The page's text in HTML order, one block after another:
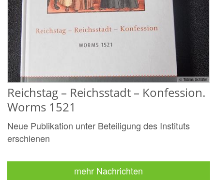
© Tobias Schäfer
Reichstag – Reichsstadt – Konfession.
Worms 1521
Neue Publikation unter Beteiligung des Instituts
erschienen
mehr Nachrichten